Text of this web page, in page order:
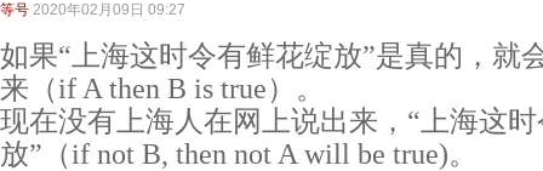
等号 2020年02月09日 09:27
如果“上海这时令有鲜花绽放”是真的，就
来（if A then B is true）。
现在没有上海人在网上说出来，“上海这
放”（if not B, then not A will be true)。